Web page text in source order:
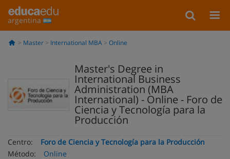
argentina
Master International MBA Online
Master's Degree in
International Business
Administration (MBA
International) - Online - Foro de
Ciencia y Tecnología para la
Producción
Centro:
Foro de Ciencia y Tecnología para la Producción
Método:
Online